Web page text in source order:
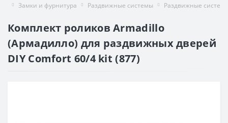
Замки и фурнитура Раздвижные системы Раздвижные
Комплект роликов Armadillo
(Армадилло) для раздвижных дверей
DIY Comfort 60/4 kit (877)